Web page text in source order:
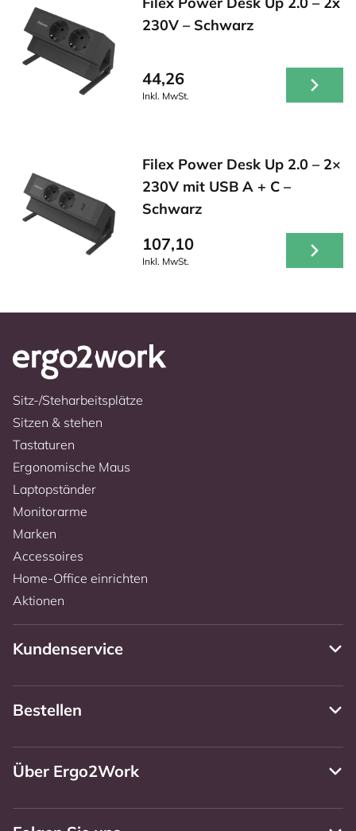
230V – Schwarz
44,26
Inkl. MwSt.
Filex Power Desk Up 2.0 – 2×
230V mit USB A + C –
Schwarz
107,10
Inkl. MwSt.
Sitz-/Steharbeitsplätze
Sitzen & stehen
Tastaturen
Ergonomische Maus
Laptopständer
Monitorarme
Marken
Accessoires
Home-Office einrichten
Aktionen
Kundenservice
Bestellen
Über Ergo2Work